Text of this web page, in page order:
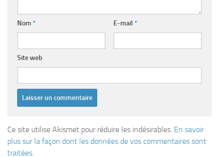
Nom * E-mail *
Site web
Ce site utilise Akismet pour réduire les indésirables. En savoir
plus sur la façon dont les données de vos commentaires sont
traitées.